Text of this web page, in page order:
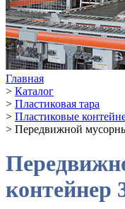
Главная
> Каталог
> Пластиковая тара
> Пластиковые
> Передвижной
контейнер